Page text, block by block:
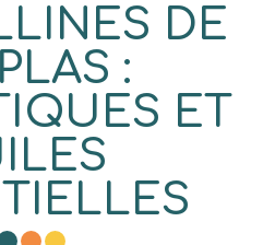
DE
:
ET